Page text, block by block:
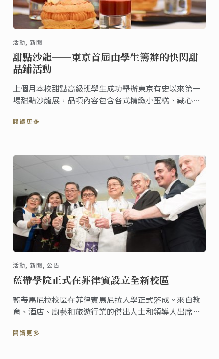
活動, 新聞
甜點沙龍──東京首屆由學生籌辦的快閃甜
品鋪活動
上個月本校甜點高級班學生成功舉辦東京有史以來第一
場甜點沙龍展，品項內容包含各式精緻小蛋糕、藏心巧
由學生設計、籌辦。來賓可依據其個人喜好自由選擇試
閱讀更多
活動, 新聞, 公告
藍帶學院正式在菲律賓設立全新校區
藍帶馬尼拉校區在菲律賓馬尼拉大學正式落成。來自教
育、酒店、廚藝和旅遊行業的傑出人士和領導人出席了
兼首席執行官Andre J. Cointreau主持了開幕儀式。
閱讀更多